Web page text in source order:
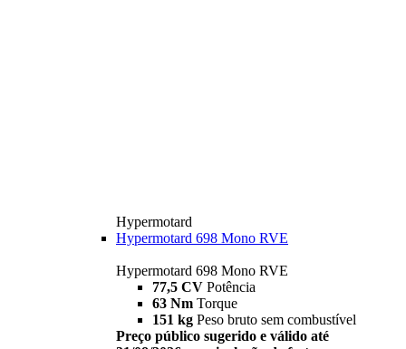
Hypermotard
Hypermotard 698 Mono RVE
Hypermotard 698 Mono RVE
77,5 CV Potência
63 Nm Torque
151 kg Peso bruto sem combustível
Preço público sugerido e válido até